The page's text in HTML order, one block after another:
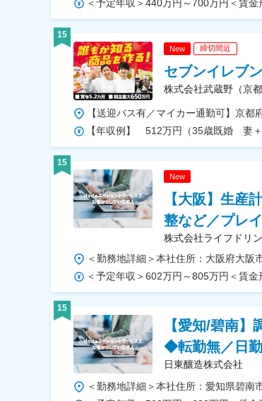
15
New 締切間近
セブンイレブ
株式会社武蔵野（京都
【年収例】 512万円（35歳既婚 妻＋
15
New
【大阪】生産
整など／プレ
株式会社ライフドリ
15
【愛知/碧南
◆転勤無／日
日東釀造株式会社